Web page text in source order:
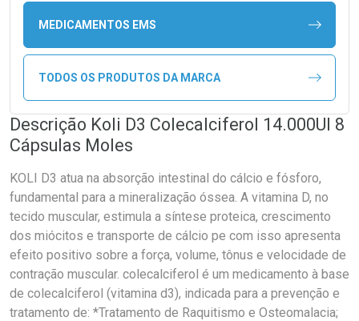
MEDICAMENTOS EMS
TODOS OS PRODUTOS DA MARCA
Descrição Koli D3 Colecalciferol 14.000UI 8
Cápsulas Moles
KOLI D3 atua na absorção intestinal do cálcio e fósforo,
fundamental para a mineralização óssea. A vitamina D, no
tecido muscular, estimula a síntese proteica, crescimento
dos miócitos e transporte de cálcio pe com isso apresenta
efeito positivo sobre a força, volume, tônus e velocidade de
contração muscular. colecalciferol é um medicamento à base
de colecalciferol (vitamina d3), indicada para a prevenção e
tratamento de: *Tratamento de Raquitismo e Osteomalacia;